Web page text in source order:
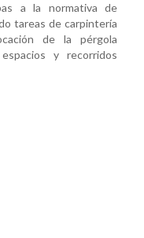
a la normativa de
tareas de carpintería
de la pérgola
y recorridos